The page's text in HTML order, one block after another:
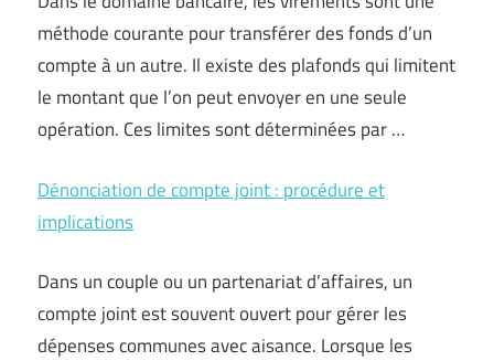
méthode courante pour transférer des fonds d’un
compte à un autre. Il existe des plafonds qui limitent
le montant que l’on peut envoyer en une seule
opération. Ces limites sont déterminées par …
Dénonciation de compte joint : procédure et
implications
Dans un couple ou un partenariat d’affaires, un
compte joint est souvent ouvert pour gérer les
dépenses communes avec aisance. Lorsque les